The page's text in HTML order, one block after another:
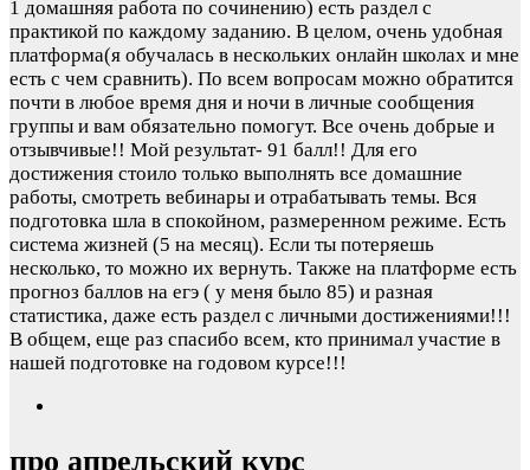
1 домашняя работа по сочинению) есть раздел с
практикой по каждому заданию. В целом, очень удобная
платформа(я обучалась в нескольких онлайн школах и мне
есть с чем сравнить). По всем вопросам можно обратится
почти в любое время дня и ночи в личные сообщения
группы и вам обязательно помогут. Все очень добрые и
отзывчивые!! Мой результат- 91 балл!! Для его
достижения стоило только выполнять все домашние
работы, смотреть вебинары и отрабатывать темы. Вся
подготовка шла в спокойном, размеренном режиме. Есть
система жизней (5 на месяц). Если ты потеряешь
несколько, то можно их вернуть. Также на платформе есть
прогноз баллов на егэ ( у меня было 85) и разная
статистика, даже есть раздел с личными достижениями!!!
В общем, еще раз спасибо всем, кто принимал участие в
нашей подготовке на годовом курсе!!!
про апрельский курс